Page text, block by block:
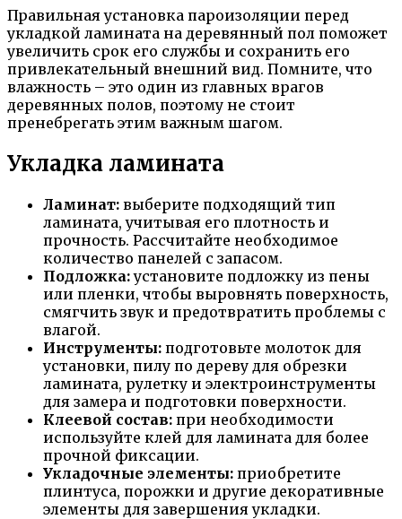
Правильная установка пароизоляции перед
укладкой ламината на деревянный пол поможет
увеличить срок его службы и сохранить его
привлекательный внешний вид. Помните, что
влажность – это один из главных врагов
деревянных полов, поэтому не стоит
пренебрегать этим важным шагом.
Укладка ламината
Ламинат: выберите подходящий тип
ламината, учитывая его плотность и
прочность. Рассчитайте необходимое
количество панелей с запасом.
Подложка:установите подложку из пены
или пленки, чтобы выровнять поверхность,
смягчить звук и предотвратить проблемы с
влагой.
Инструменты: подготовьте молоток для
установки, пилу по дереву для обрезки
ламината, рулетку и электроинструменты
для замера и подготовки поверхности.
Клеевой состав: при необходимости
используйте клей для ламината для более
прочной фиксации.
Укладочные элементы: приобретите
плинтуса, порожки и другие декоративные
элементы для завершения укладки.